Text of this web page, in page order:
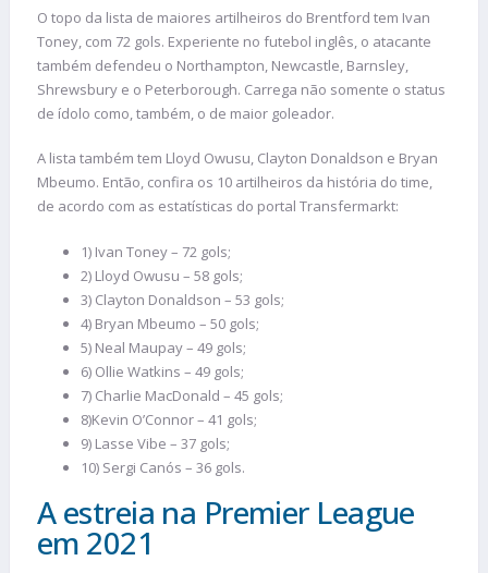
O topo da lista de maiores artilheiros do Brentford tem Ivan
Toney, com 72 gols. Experiente no futebol inglês, o atacante
também defendeu o Northampton, Newcastle, Barnsley,
Shrewsbury e o Peterborough. Carrega não somente o status
de ídolo como, também, o de maior goleador.
A lista também tem Lloyd Owusu, Clayton Donaldson e Bryan
Mbeumo. Então, confira os 10 artilheiros da história do time,
de acordo com as estatísticas do portal Transfermarkt:
1) Ivan Toney – 72 gols;
2) Lloyd Owusu – 58 gols;
3) Clayton Donaldson – 53 gols;
4) Bryan Mbeumo – 50 gols;
5) Neal Maupay – 49 gols;
6) Ollie Watkins – 49 gols;
7) Charlie MacDonald – 45 gols;
8)Kevin O’Connor – 41 gols;
9) Lasse Vibe – 37 gols;
10) Sergi Canós – 36 gols.
A estreia na Premier League
em 2021